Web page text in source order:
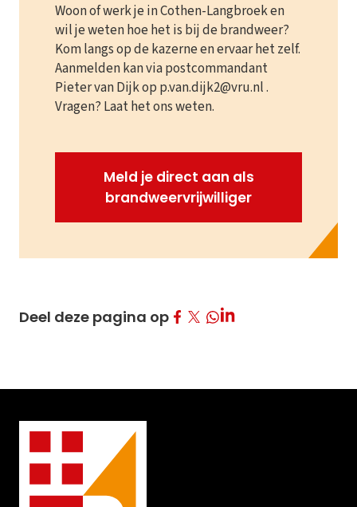
Woon of werk je in Cothen-Langbroek en
wil je weten hoe het is bij de brandweer?
Kom langs op de kazerne en ervaar het zelf.
Aanmelden kan via postcommandant
Pieter van Dijk op p.van.dijk2@vru.nl .
Vragen? Laat het ons weten.
Meld je direct aan als
brandweervrijwilliger
Deel deze pagina opDeel op Facebook
Deel op Twitter
Deel op Whatsapp
Deel op LinkedIn